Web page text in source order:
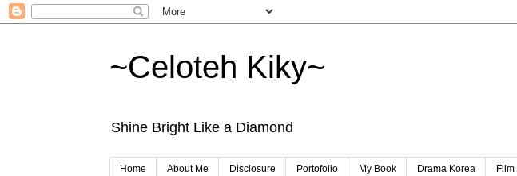
~Celoteh Kiky~
Shine Bright Like a Diamond
Home About Me Disclosure Portofolio My Book Drama Korea